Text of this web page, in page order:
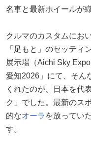
名車と最新ホイールが
クルマのカスタムにお
「足もと」のセッティ
展示場（Aichi Sky
愛知2026」にて、そん
くれたのが、日本を代
ク」でした。最新のス
的なオーラ を放ってい
す。